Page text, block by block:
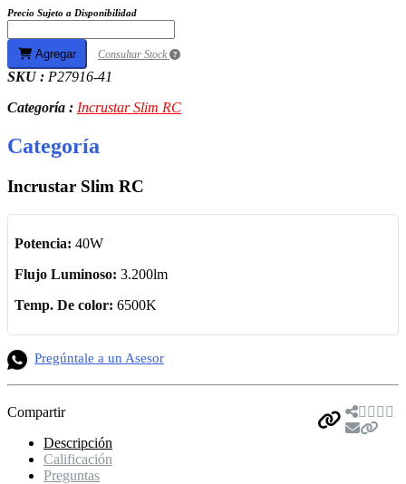
Precio Sujeto a Disponibilidad
Agregar Consultar Stock
SKU : P27916-41
Categoría : Incrustar Slim RC
Categoría
Incrustar Slim RC
Potencia: 40W
Flujo Luminoso: 3.200lm
Temp. De color: 6500K
Pregúntale a un Asesor
Compartir
Descripción
Calificación
Preguntas